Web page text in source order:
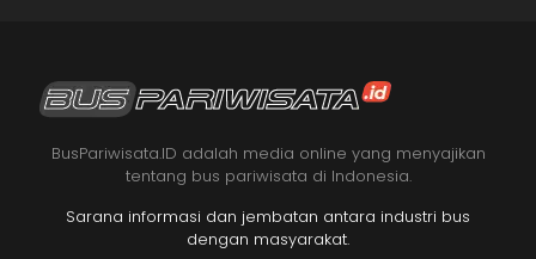
BusPariwisata.ID adalah media online yang menyajikan
tentang bus pariwisata di Indonesia.
Sarana informasi dan jembatan antara industri bus
dengan masyarakat.